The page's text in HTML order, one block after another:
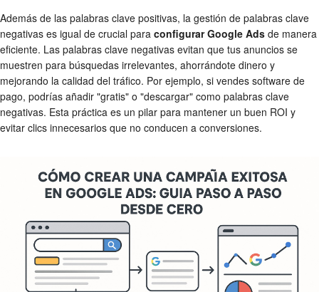
Además de las palabras clave positivas, la gestión de palabras clave
negativas es igual de crucial para configurar Google Ads de manera
eficiente. Las palabras clave negativas evitan que tus anuncios se
muestren para búsquedas irrelevantes, ahorrándote dinero y
mejorando la calidad del tráfico. Por ejemplo, si vendes software de
pago, podrías añadir "gratis" o "descargar" como palabras clave
negativas. Esta práctica es un pilar para mantener un buen ROI y
evitar clics innecesarios que no conducen a conversiones.